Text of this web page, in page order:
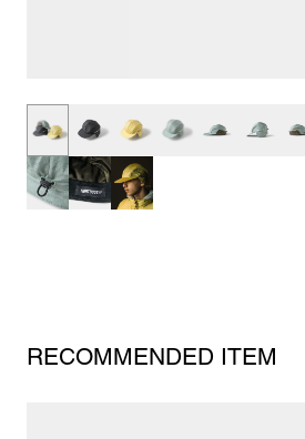
RECOMMENDED ITEM